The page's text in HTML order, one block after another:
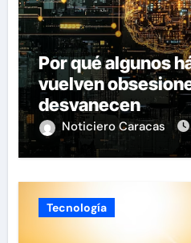
Por qué algunos
vuelven
desvanecen
Noticiero Caracas
Tecnología